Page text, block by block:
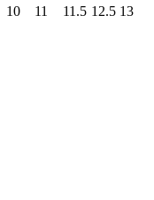
10 11 11.5 12.5 13